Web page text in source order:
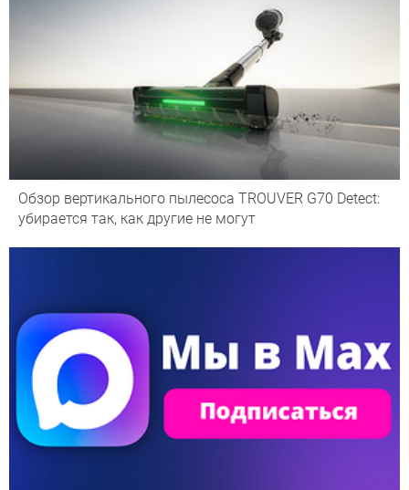
Обзор вертикального пылесоса TROUVER G70 Detect:
убирается так, как другие не могут